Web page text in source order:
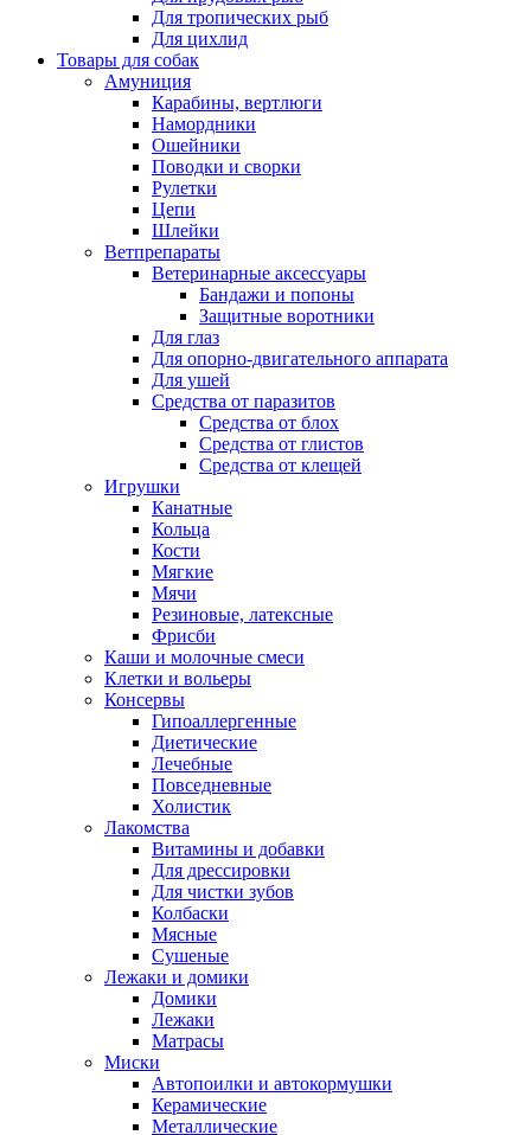
Для тропических рыб
Для цихлид
Товары для собак
Амуниция
Карабины, вертлюги
Намордники
Ошейники
Поводки и сворки
Рулетки
Цепи
Шлейки
Ветпрепараты
Ветеринарные аксессуары
Бандажи и попоны
Защитные воротники
Для глаз
Для опорно-двигательного аппарата
Для ушей
Средства от паразитов
Средства от блох
Средства от глистов
Средства от клещей
Игрушки
Канатные
Кольца
Кости
Мягкие
Мячи
Резиновые, латексные
Фрисби
Каши и молочные смеси
Клетки и вольеры
Консервы
Гипоаллергенные
Диетические
Лечебные
Повседневные
Холистик
Лакомства
Витамины и добавки
Для дрессировки
Для чистки зубов
Колбаски
Мясные
Сушеные
Лежаки и домики
Домики
Лежаки
Матрасы
Миски
Автопоилки и автокормушки
Керамические
Металлические